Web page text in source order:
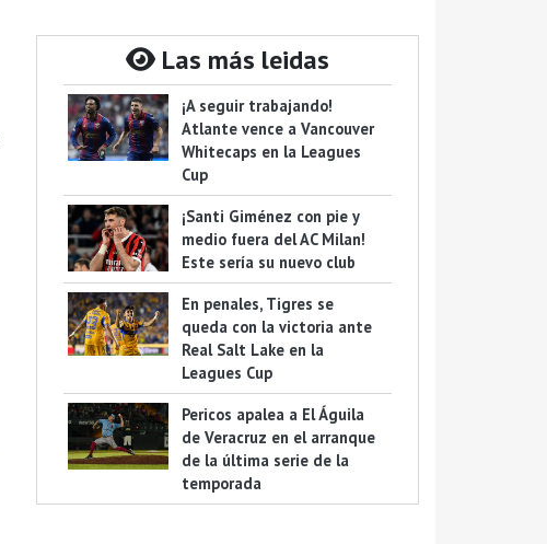
Las más leidas
¡A seguir trabajando!
Atlante vence a Vancouver
Whitecaps en la Leagues
Cup
¡Santi Giménez con pie y
medio fuera del AC Milan!
Este sería su nuevo club
En penales, Tigres se
queda con la victoria ante
Real Salt Lake en la
Leagues Cup
Pericos apalea a El Águila
de Veracruz en el arranque
de la última serie de la
temporada